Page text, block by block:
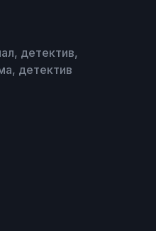
детектив,
детектив